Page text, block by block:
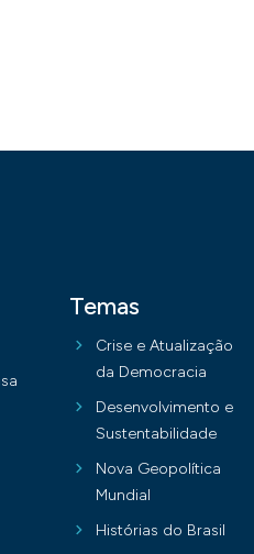
Temas
Crise e Atualização
da Democracia
Desenvolvimento e
Sustentabilidade
Nova Geopolítica
Mundial
Histórias do Brasil